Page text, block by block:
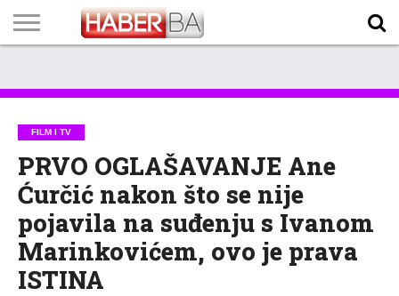
TECH
PROGRAM
PROGNOZA
PUTEVIMA
LISTA
NAMA
FILM I TV
PRVO OGLAŠAVANJE Ane
Ćurčić nakon što se nije
pojavila na suđenju s Ivanom
Marinkovićem, ovo je prava
ISTINA